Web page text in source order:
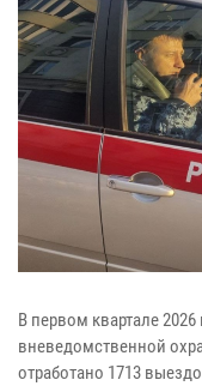
В первом квартале
вневедомственной
отработано 1713